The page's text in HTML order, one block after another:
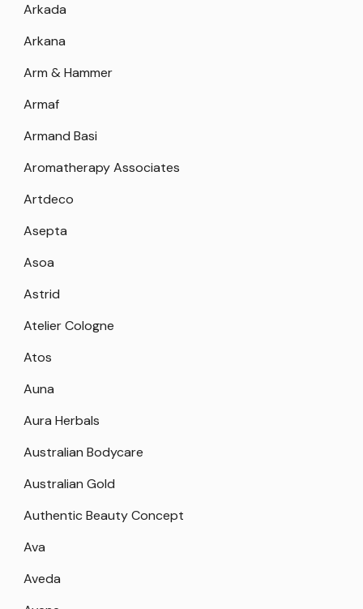
Arkada
Arkana
Arm & Hammer
Armaf
Armand Basi
Aromatherapy Associates
Artdeco
Asepta
Asoa
Astrid
Atelier Cologne
Atos
Auna
Aura Herbals
Australian Bodycare
Australian Gold
Authentic Beauty Concept
Ava
Aveda